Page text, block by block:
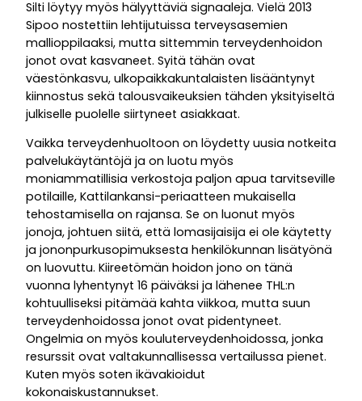
Silti löytyy myös hälyyttäviä signaaleja. Vielä 2013
Sipoo nostettiin lehtijutuissa terveysasemien
mallioppilaaksi, mutta sittemmin terveydenhoidon
jonot ovat kasvaneet. Syitä tähän ovat
väestönkasvu, ulkopaikkakuntalaisten lisääntynyt
kiinnostus sekä talousvaikeuksien tähden yksityiseltä
julkiselle puolelle siirtyneet asiakkaat.
Vaikka terveydenhuoltoon on löydetty uusia notkeita
palvelukäytäntöjä ja on luotu myös
moniammatillisia verkostoja paljon apua tarvitseville
potilaille, Kattilankansi-periaatteen mukaisella
tehostamisella on rajansa. Se on luonut myös
jonoja, johtuen siitä, että lomasijaisija ei ole käytetty
ja jononpurkusopimuksesta henkilökunnan lisätyönä
on luovuttu. Kiireetömän hoidon jono on tänä
vuonna lyhentynyt 16 päiväksi ja lähenee THL:n
kohtuulliseksi pitämää kahta viikkoa, mutta suun
terveydenhoidossa jonot ovat pidentyneet.
Ongelmia on myös kouluterveydenhoidossa, jonka
resurssit ovat valtakunnallisessa vertailussa pienet.
Kuten myös soten ikävakioidut
kokonaiskustannukset.